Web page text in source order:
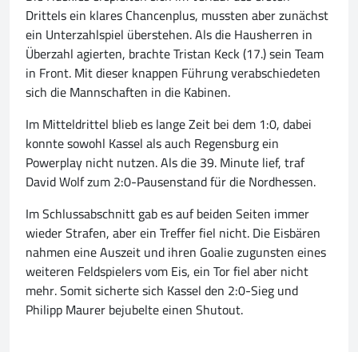
Drittels ein klares Chancenplus, mussten aber zunächst
ein Unterzahlspiel überstehen. Als die Hausherren in
Überzahl agierten, brachte Tristan Keck (17.) sein Team
in Front. Mit dieser knappen Führung verabschiedeten
sich die Mannschaften in die Kabinen.
Im Mitteldrittel blieb es lange Zeit bei dem 1:0, dabei
konnte sowohl Kassel als auch Regensburg ein
Powerplay nicht nutzen. Als die 39. Minute lief, traf
David Wolf zum 2:0-Pausenstand für die Nordhessen.
Im Schlussabschnitt gab es auf beiden Seiten immer
wieder Strafen, aber ein Treffer fiel nicht. Die Eisbären
nahmen eine Auszeit und ihren Goalie zugunsten eines
weiteren Feldspielers vom Eis, ein Tor fiel aber nicht
mehr. Somit sicherte sich Kassel den 2:0-Sieg und
Philipp Maurer bejubelte einen Shutout.